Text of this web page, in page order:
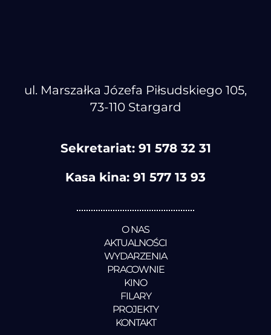
ul. Marszałka Józefa Piłsudskiego 105,
73-110 Stargard
Sekretariat: 91 578 32 31
Kasa kina: 91 577 13 93
O NAS
AKTUALNOŚCI
WYDARZENIA
PRACOWNIE
KINO
FILARY
PROJEKTY
KONTAKT